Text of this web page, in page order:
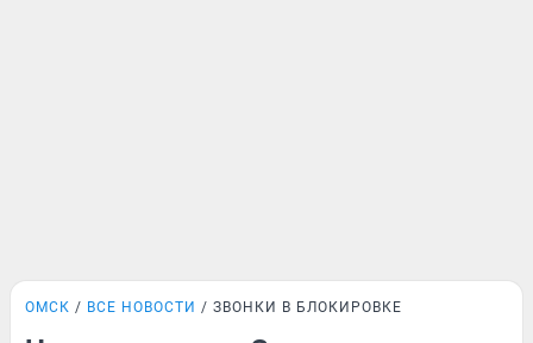
ОМСК ВСЕ НОВОСТИ ЗВОНКИ В БЛОКИРОВКЕ